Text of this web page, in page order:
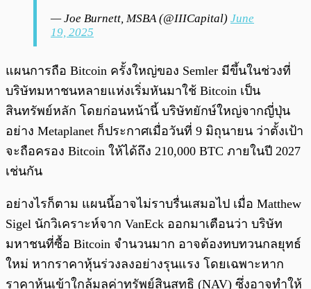
— Joe Burnett, MSBA (@IIICapital) June
19, 2025
แผนการถือ Bitcoin ครั้งใหญ่ของ Semler มีขึ้นในช่วงที่
บริษัทมหาชนหลายแห่งเริ่มหันมาใช้ Bitcoin เป็น
สินทรัพย์หลัก โดยก่อนหน้านี้ บริษัทยักษ์ใหญ่จากญี่ปุ่น
อย่าง Metaplanet ก็ประกาศเมื่อวันที่ 9 มิถุนายน ว่าตั้งเป้า
จะถือครอง Bitcoin ให้ได้ถึง 210,000 BTC ภายในปี 2027
เช่นกัน
อย่างไรก็ตาม แผนนี้อาจไม่ราบรื่นเสมอไป เมื่อ Matthew
Sigel นักวิเคราะห์จาก VanEck ออกมาเตือนว่า บริษัท
มหาชนที่ซื้อ Bitcoin จำนวนมาก อาจต้องทบทวนกลยุทธ์
ใหม่ หากราคาหุ้นร่วงลงอย่างรุนแรง โดยเฉพาะหาก
ราคาหุ้นเข้าใกล้มูลค่าทรัพย์สินสุทธิ (NAV) ซึ่งอาจทำให้